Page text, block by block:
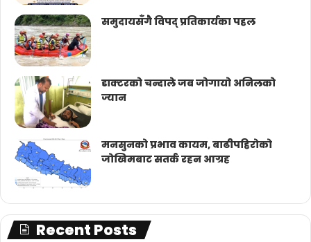
समुदायसँगै विपद् प्रतिकार्यका पहल
डाक्टरको चन्दाले जब जोगायो अनिलको
ज्यान
मनसुनको प्रभाव कायम, बाढीपहिरोको
जोखिमबाट सतर्क रहन आग्रह
Recent Posts